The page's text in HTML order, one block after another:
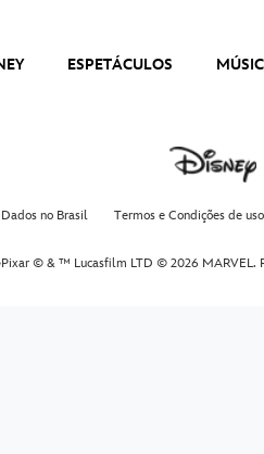
ESPETÁCULOS
no Brasil Termos e Condições de uso
© & ™ Lucasfilm LTD © 2026 MARVEL.